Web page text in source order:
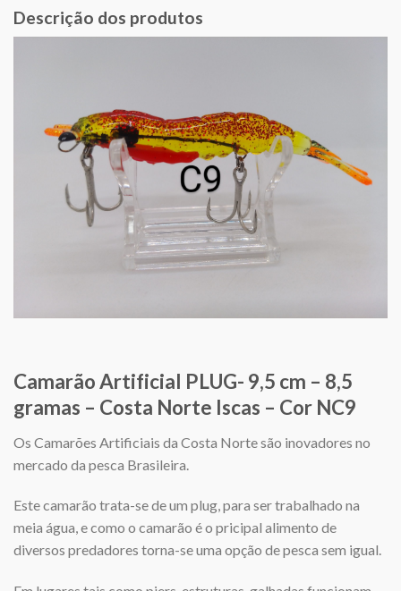
Descrição dos produtos
Camarão Artificial PLUG- 9,5 cm – 8,5
gramas – Costa Norte Iscas – Cor NC9
Os Camarões Artificiais da Costa Norte são inovadores no
mercado da pesca Brasileira.
Este camarão trata-se de um plug, para ser trabalhado na
meia água, e como o camarão é o pricipal alimento de
diversos predadores torna-se uma opção de pesca sem igual.